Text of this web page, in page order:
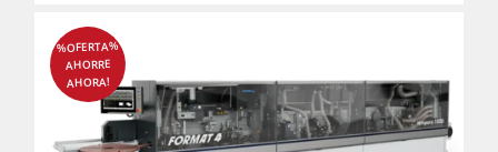
Gestión de proyectos
%OFERTA%
AHORRE
AHORA!